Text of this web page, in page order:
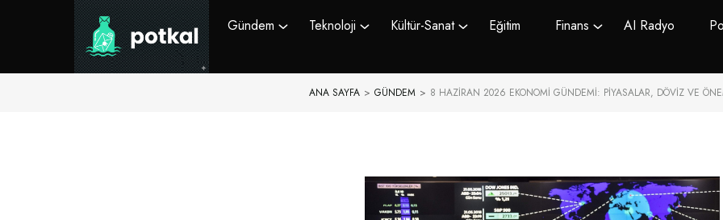
Gündem Teknoloji Kültür-Sanat Eğitim Finans AI Radyo
ANA SAYFA > GÜNDEM > 8 HAZIRAN 2026 EKONOMI GÜNDEMI: PIYASALAR, DÖVIZ VE